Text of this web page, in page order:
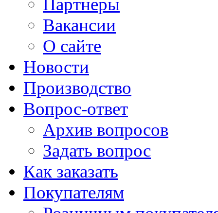
Партнеры
Вакансии
О сайте
Новости
Производство
Вопрос-ответ
Архив вопросов
Задать вопрос
Как заказать
Покупателям